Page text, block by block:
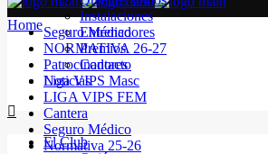
Seguro Médico
NORMATIVA 26-27
Patrocinadores
Noticias
El Club
Instalaciones
Entrenadores
Premios
Contacto
Liga VIPS Masc
LIGA VIPS FEM
Cantera
Seguro Médico
Normativa 25-26
Home